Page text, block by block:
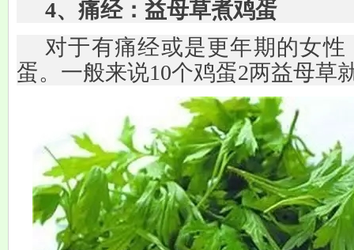
4、痛经：益母草煮鸡蛋
对于有痛经或是更年期的女
蛋。一般来说10个鸡蛋2两益母草